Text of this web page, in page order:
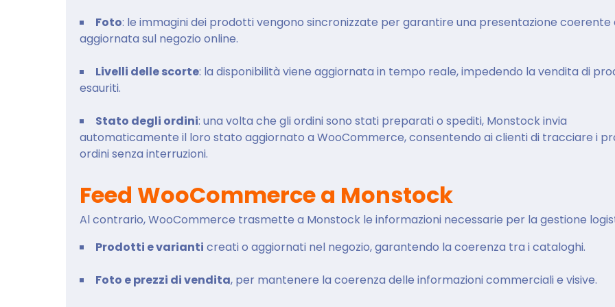
Foto: le immagini dei prodotti vengono sincronizzate per garantire una presentazione coerente
aggiornata sul negozio online.
Livelli delle scorte: la disponibilità viene aggiornata in tempo reale, impedendo la vendita di
esauriti.
Stato degli ordini: una volta che gli ordini sono stati preparati o spediti, Monstock invia
automaticamente il loro stato aggiornato a WooCommerce, consentendo ai clienti di tracciare i
ordini senza interruzioni.
Feed WooCommerce a Monstock
Al contrario, WooCommerce trasmette a Monstock le informazioni necessarie per la gestione
Prodotti e varianti creati o aggiornati nel negozio, garantendo la coerenza tra i cataloghi.
Foto e prezzi di vendita, per mantenere la coerenza delle informazioni commerciali e visive.